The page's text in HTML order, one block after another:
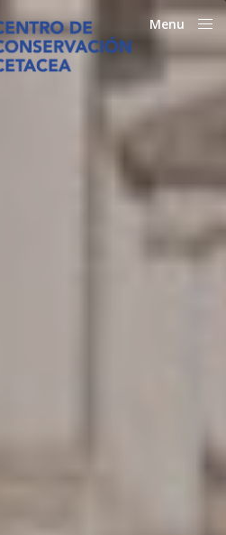
Menu
Close